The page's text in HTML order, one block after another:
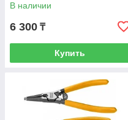
В наличии
6 300 ₸
Купить